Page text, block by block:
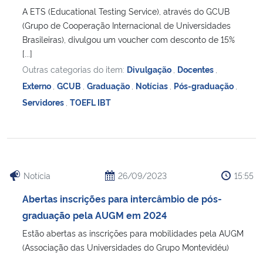
A ETS (Educational Testing Service), através do GCUB
(Grupo de Cooperação Internacional de Universidades
Brasileiras), divulgou um voucher com desconto de 15%
[...]
Outras categorias do item: Divulgação Docentes
Externo GCUB Graduação Notícias Pós-graduação
Servidores TOEFL IBT
Notícia 26/09/2023 15:55
Abertas inscrições para intercâmbio de pós-
graduação pela AUGM em 2024
Estão abertas as inscrições para mobilidades pela AUGM
(Associação das Universidades do Grupo Montevidéu)